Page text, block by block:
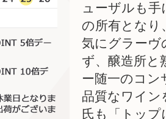
ューザルも
の所有となり
気にグラーヴ
ず、醸造所と
ー随一のコ
品質なワイン
氏も「トッ